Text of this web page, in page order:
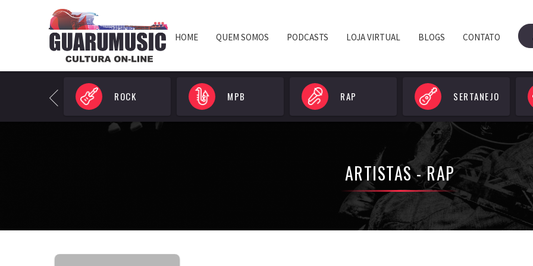
HOME QUEM SOMOS PODCASTS LOJA VIRTUAL BLOGS CONTATO
Previous ROCK MPB RAP SERTANEJO
ARTISTAS - RAP